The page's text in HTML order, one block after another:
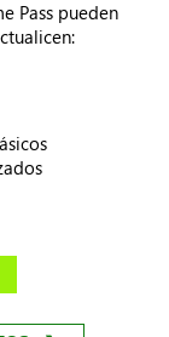
Pass pueden